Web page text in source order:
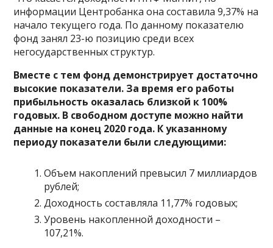
информации Центробанка она составила 9,37% на
начало текущего года. По данному показателю
фонд занял 23-ю позицию среди всех
негосударственных структур.
Вместе с тем фонд демонстрирует достаточно
высокие показатели. За время его работы
прибыльность оказалась близкой к 100%
годовых. В свободном доступе можно найти
данные на конец 2020 года. К указанному
периоду показатели были следующими:
Объем накоплений превысил 7 миллиардов
рублей;
Доходность составляла 11,77% годовых;
Уровень накопленной доходности –
107,21%.